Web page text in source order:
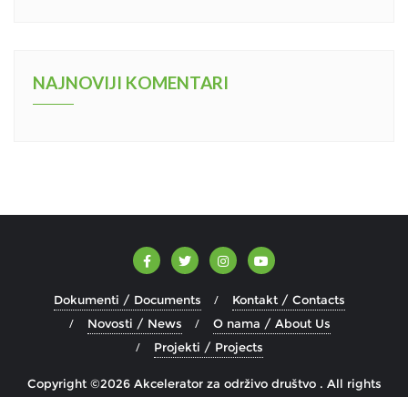
NAJNOVIJI KOMENTARI
Dokumenti / Documents
Kontakt / Contacts
Novosti / News
O nama / About Us
Projekti / Projects
Copyright ©2026 Akcelerator za održivo društvo . All rights